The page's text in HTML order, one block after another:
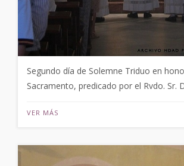
Segundo día de Solemne Triduo en
Sacramento, predicado por el Rvdo. Sr.
VER MÁS